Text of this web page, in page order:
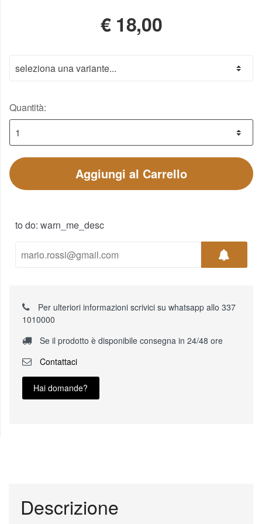
€ 18,00
Quantità:
Aggiungi al Carrello
to do: warn_me_desc
Per ulteriori informazioni scrivici su whatsapp allo 337
1010000
Se il prodotto è disponibile consegna in 24/48 ore
Contattaci
Hai domande?
Descrizione